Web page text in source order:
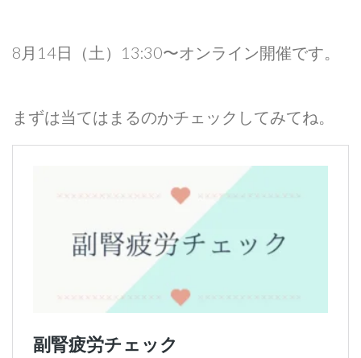
8月14日（土）13:30〜オンライン開催です。
まずは当てはまるのかチェックしてみてね。